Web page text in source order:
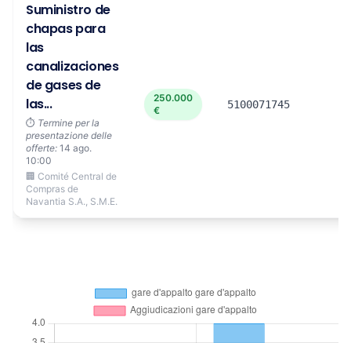
Suministro de
chapas para
las
canalizaciones
de gases de
las...
⏱️ Termine per la
presentazione delle
offerte: 14 ago.
10:00
🏢 Comité Central de
Compras de
Navantia S.A., S.M.E.
250.000
€
5100071745